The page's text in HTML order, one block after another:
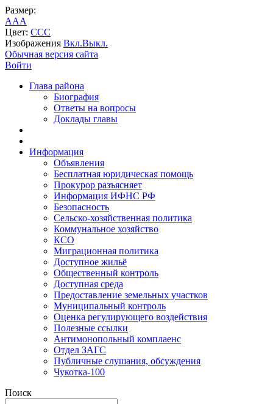
Размер:
AAA
Цвет: CCC
Изображения Вкл.Выкл.
Обычная версия сайта
Войти
Глава района
Биография
Ответы на вопросы
Доклады главы
Информация
Объявления
Бесплатная юридическая помощь
Прокурор разъясняет
Информация ИФНС РФ
Безопасность
Сельско-хозяйственная политика
Коммунальное хозяйство
КСО
Миграционная политика
Доступное жильё
Общественный контроль
Доступная среда
Предоставление земельных участков
Муниципальный контроль
Оценка регулирующего воздействия
Полезные ссылки
Антимонопольный комплаенс
Отдел ЗАГС
Публичные слушания, обсуждения
Чукотка-100
Поиск